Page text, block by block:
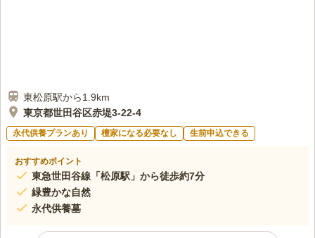
東松原駅から1.9km
東京都世田谷区赤堤3-22-4
永代供養プランあり 檀家になる必要なし 生前申込できる
おすすめポイント
東急世田谷線「松原駅」から徒歩約7分
緑豊かな自然
永代供養墓